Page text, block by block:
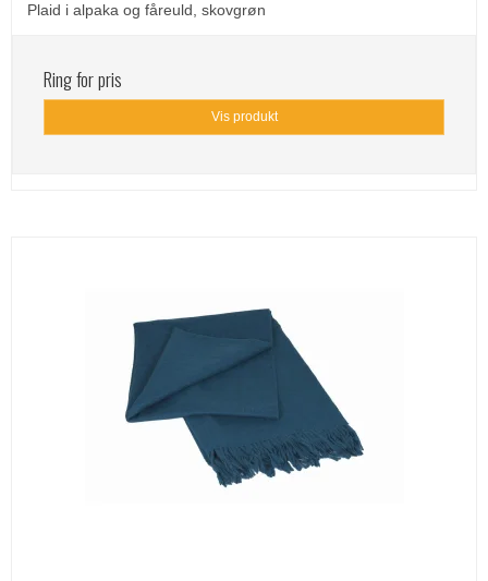
Plaid i alpaka og fåreuld, skovgrøn
Ring for pris
Vis produkt